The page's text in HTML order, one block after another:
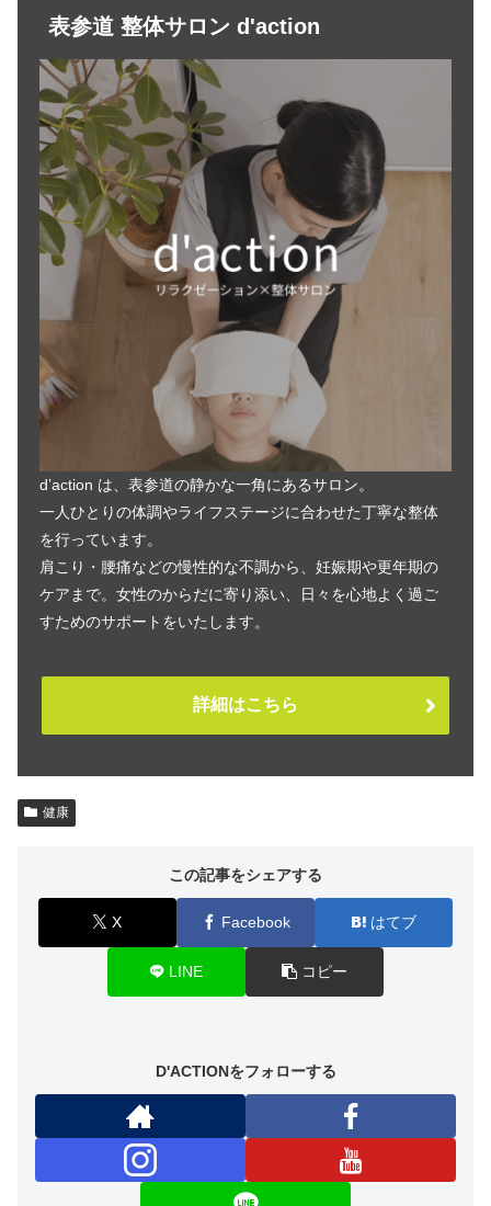
表参道 整体サロン d'action
d’action は、表参道の静かな一角にあるサロン。
一人ひとりの体調やライフステージに合わせた丁寧な整体
を行っています。
肩こり・腰痛などの慢性的な不調から、妊娠期や更年期の
ケアまで。女性のからだに寄り添い、日々を心地よく過ご
すためのサポートをいたします。
詳細はこちら
健康
この記事をシェアする
X Facebook はてブ
LINE コピー
D'ACTIONをフォローする